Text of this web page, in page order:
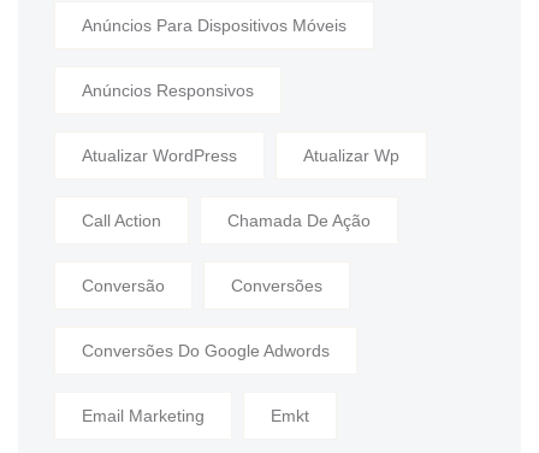
Anúncios Para Dispositivos Móveis
Anúncios Responsivos
Atualizar WordPress Atualizar Wp
Call Action Chamada De Ação
Conversão Conversões
Conversões Do Google Adwords
Email Marketing Emkt